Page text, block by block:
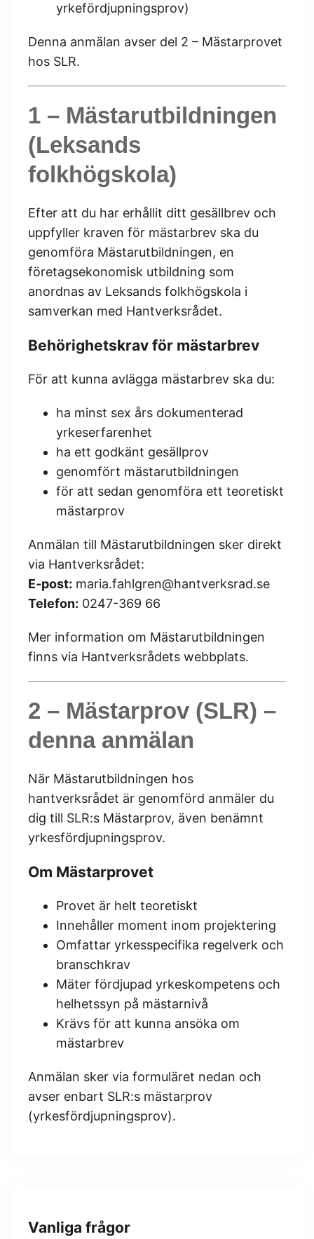
yrkefördjupningsprov)
Denna anmälan avser del 2 – Mästarprovet
hos SLR.
1 – Mästarutbildningen
(Leksands
folkhögskola)
Efter att du har erhållit ditt gesällbrev och
uppfyller kraven för mästarbrev ska du
genomföra Mästarutbildningen, en
företagsekonomisk utbildning som
anordnas av Leksands folkhögskola i
samverkan med Hantverksrådet.
Behörighetskrav för mästarbrev
För att kunna avlägga mästarbrev ska du:
ha minst sex års dokumenterad
yrkeserfarenhet
ha ett godkänt gesällprov
genomfört mästarutbildningen
för att sedan genomföra ett teoretiskt
mästarprov
Anmälan till Mästarutbildningen sker direkt
via Hantverksrådet:
E-post: maria.fahlgren@hantverksrad.se
Telefon: 0247-369 66
Mer information om Mästarutbildningen
finns via Hantverksrådets webbplats.
2 – Mästarprov (SLR) –
denna anmälan
När Mästarutbildningen hos
hantverksrådet är genomförd anmäler du
dig till SLR:s Mästarprov, även benämnt
yrkesfördjupningsprov.
Om Mästarprovet
Provet är helt teoretiskt
Innehåller moment inom projektering
Omfattar yrkesspecifika regelverk och
branschkrav
Mäter fördjupad yrkeskompetens och
helhetssyn på mästarnivå
Krävs för att kunna ansöka om
mästarbrev
Anmälan sker via formuläret nedan och
avser enbart SLR:s mästarprov
(yrkesfördjupningsprov).
Vanliga frågor